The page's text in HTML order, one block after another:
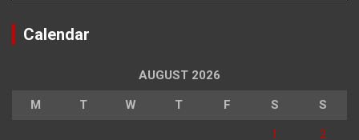
Calendar
AUGUST 2026
M T W T F S S
1 2